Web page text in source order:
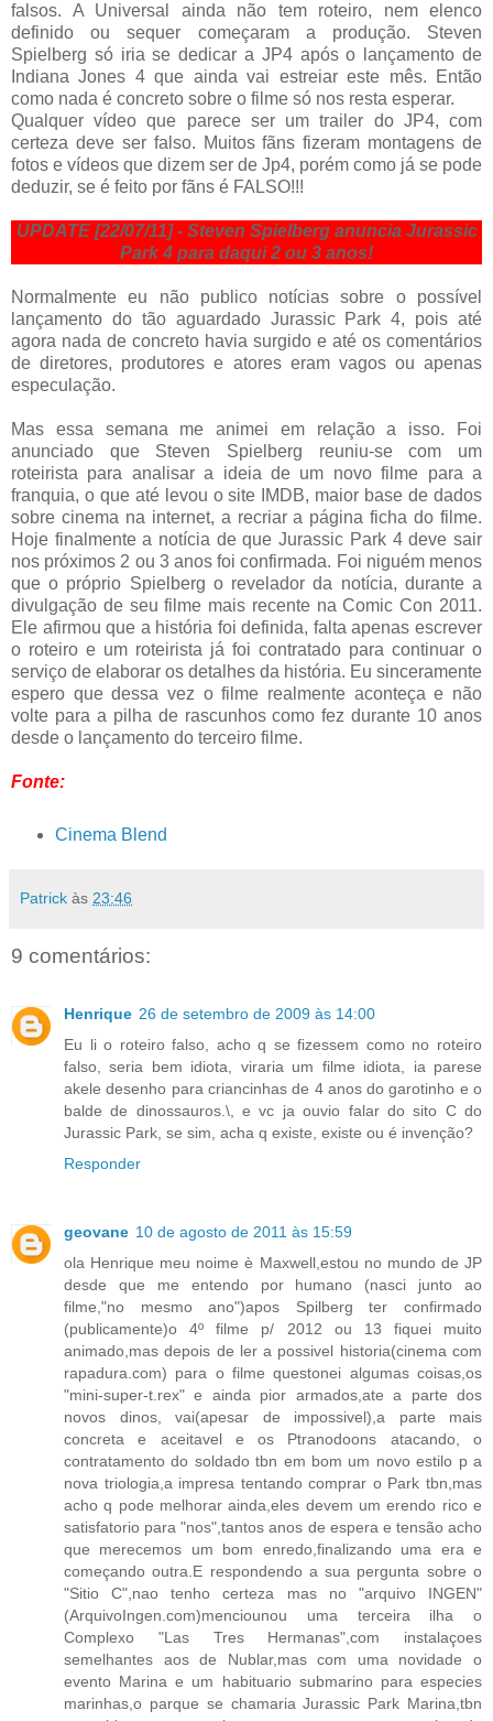
falsos. A Universal ainda não tem roteiro, nem elenco
definido ou sequer começaram a produção. Steven
Spielberg só iria se dedicar a JP4 após o lançamento de
Indiana Jones 4 que ainda vai estreiar este mês. Então
como nada é concreto sobre o filme só nos resta esperar.
Qualquer vídeo que parece ser um trailer do JP4, com
certeza deve ser falso. Muitos fãns fizeram montagens de
fotos e vídeos que dizem ser de Jp4, porém como já se pode
deduzir, se é feito por fãns é FALSO!!!
UPDATE [22/07/11] - Steven Spielberg anuncia Jurassic
Park 4 para daqui 2 ou 3 anos!
Normalmente eu não publico notícias sobre o possível
lançamento do tão aguardado Jurassic Park 4, pois até
agora nada de concreto havia surgido e até os comentários
de diretores, produtores e atores eram vagos ou apenas
especulação.
Mas essa semana me animei em relação a isso. Foi
anunciado que Steven Spielberg reuniu-se com um
roteirista para analisar a ideia de um novo filme para a
franquia, o que até levou o site IMDB, maior base de dados
sobre cinema na internet, a recriar a página ficha do filme.
Hoje finalmente a notícia de que Jurassic Park 4 deve sair
nos próximos 2 ou 3 anos foi confirmada. Foi niguém menos
que o próprio Spielberg o revelador da notícia, durante a
divulgação de seu filme mais recente na Comic Con 2011.
Ele afirmou que a história foi definida, falta apenas escrever
o roteiro e um roteirista já foi contratado para continuar o
serviço de elaborar os detalhes da história. Eu sinceramente
espero que dessa vez o filme realmente aconteça e não
volte para a pilha de rascunhos como fez durante 10 anos
desde o lançamento do terceiro filme.
Fonte:
Cinema Blend
Patrick às 23:46
9 comentários:
Henrique 26 de setembro de 2009 às 14:00
Eu li o roteiro falso, acho q se fizessem como no roteiro
falso, seria bem idiota, viraria um filme idiota, ia parese
akele desenho para criancinhas de 4 anos do garotinho e o
balde de dinossauros.\, e vc ja ouvio falar do sito C do
Jurassic Park, se sim, acha q existe, existe ou é invenção?
Responder
geovane 10 de agosto de 2011 às 15:59
ola Henrique meu noime è Maxwell,estou no mundo de JP
desde que me entendo por humano (nasci junto ao
filme,"no mesmo ano")apos Spilberg ter confirmado
(publicamente)o 4º filme p/ 2012 ou 13 fiquei muito
animado,mas depois de ler a possivel historia(cinema com
rapadura.com) para o filme questonei algumas coisas,os
"mini-super-t.rex" e ainda pior armados,ate a parte dos
novos dinos, vai(apesar de impossivel),a parte mais
concreta e aceitavel e os Ptranodoons atacando, o
contratamento do soldado tbn em bom um novo estilo p a
nova triologia,a impresa tentando comprar o Park tbn,mas
acho q pode melhorar ainda,eles devem um erendo rico e
satisfatorio para "nos",tantos anos de espera e tensão acho
que merecemos um bom enredo,finalizando uma era e
começando outra.E respondendo a sua pergunta sobre o
"Sitio C",nao tenho certeza mas no "arquivo INGEN"
(ArquivoIngen.com)menciounou uma terceira ilha o
Complexo "Las Tres Hermanas",com instalaçoes
semelhantes aos de Nublar,mas com uma novidade o
evento Marina e um habituario submarino para especies
marinhas,o parque se chamaria Jurassic Park Marina,tbn